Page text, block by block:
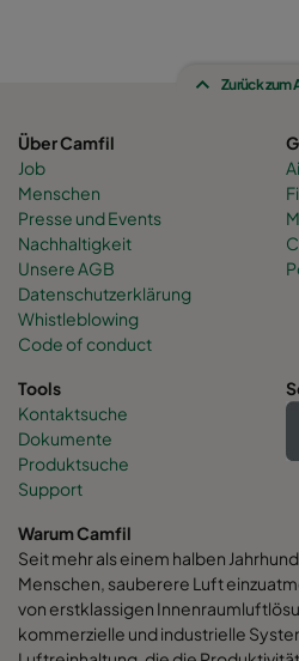
Zurück zum
Über Camfil
Job
Menschen
Presse und Events
Nachhaltigkeit
Unsere AGB
Datenschutzerklärung
Whistleblowing
Code of conduct
Tools
Kontaktsuche
Dokumente
Produktsuche
Support
Warum Camfil
Seit mehr als einem halben
Menschen, sauberere Luft
von erstklassigen
kommerzielle und industrielle